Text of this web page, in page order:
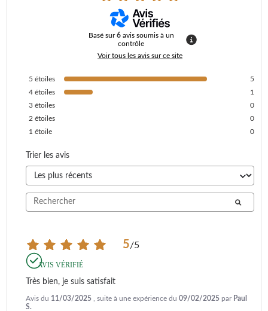
Basé sur6 avis soumis à un
contrôle
Voir tous les avis sur ce site
5 étoiles
5
4 étoiles
1
3 étoiles
0
2 étoiles
0
1 étoile 0
Trier les avis
5/5
AVIS VÉRIFIÉ
Très bien, je suis satisfait
Avis du 11/03/2025 , suite à une expérience du 09/02/2025 par Paul
S.